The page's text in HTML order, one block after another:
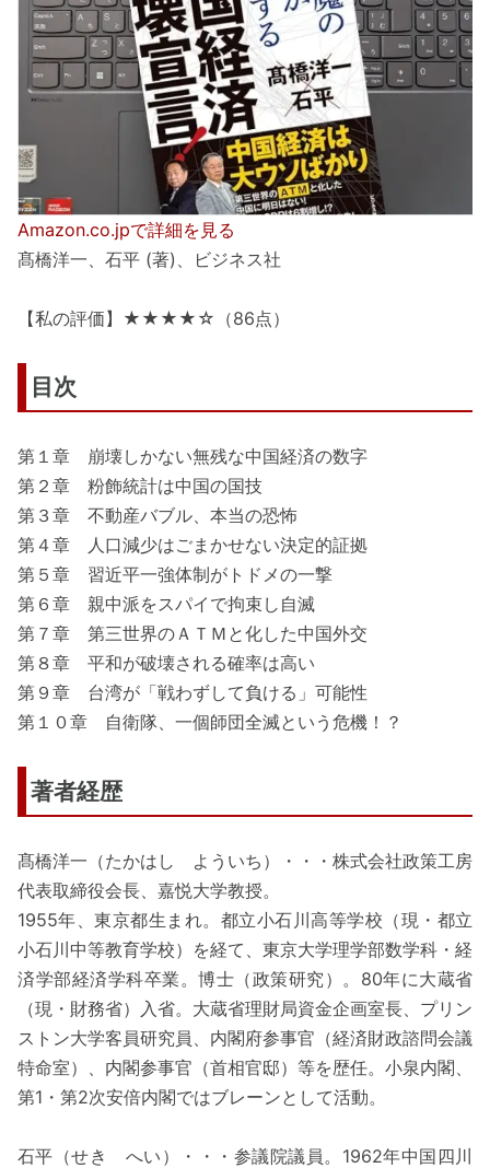
Amazon.co.jpで詳細を見る
髙橋洋一、石平 (著)、ビジネス社
【私の評価】★★★★☆（86点）
目次
第１章 崩壊しかない無残な中国経済の数字
第２章 粉飾統計は中国の国技
第３章 不動産バブル、本当の恐怖
第４章 人口減少はごまかせない決定的証拠
第５章 習近平一強体制がトドメの一撃
第６章 親中派をスパイで拘束し自滅
第７章 第三世界のＡＴＭと化した中国外交
第８章 平和が破壊される確率は高い
第９章 台湾が「戦わずして負ける」可能性
第１０章 自衛隊、一個師団全滅という危機！？
著者経歴
髙橋洋一（たかはし よういち）・・・株式会社政策工房
代表取締役会長、嘉悦大学教授。
1955年、東京都生まれ。都立小石川高等学校（現・都立
小石川中等教育学校）を経て、東京大学理学部数学科・経
済学部経済学科卒業。博士（政策研究）。80年に大蔵省
（現・財務省）入省。大蔵省理財局資金企画室長、プリン
ストン大学客員研究員、内閣府参事官（経済財政諮問会議
特命室）、内閣参事官（首相官邸）等を歴任。小泉内閣、
第1・第2次安倍内閣ではブレーンとして活動。
石平（せき へい）・・・参議院議員。1962年中国四川